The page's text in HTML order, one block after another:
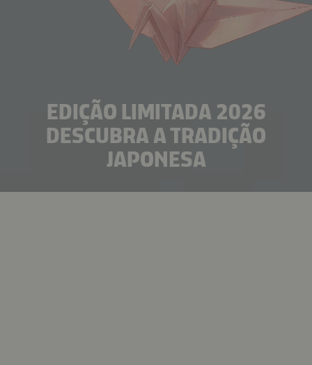
EDIÇÃO LIMITADA 2026
DESCUBRA A TRADIÇÃO
JAPONESA